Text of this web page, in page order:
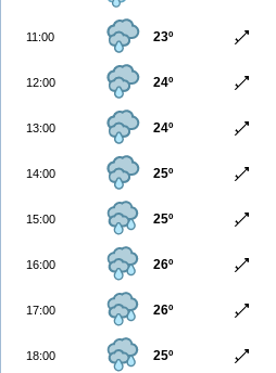
11:00 23º
12:00 24º
13:00 24º
14:00 25º
15:00 25º
16:00 26º
17:00 26º
18:00 25º